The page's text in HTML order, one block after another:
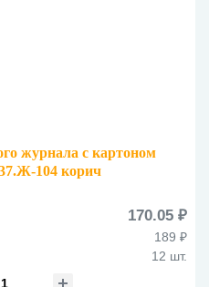
журнала с картоном
104 корич
170.05 ₽
189 ₽
12 шт.